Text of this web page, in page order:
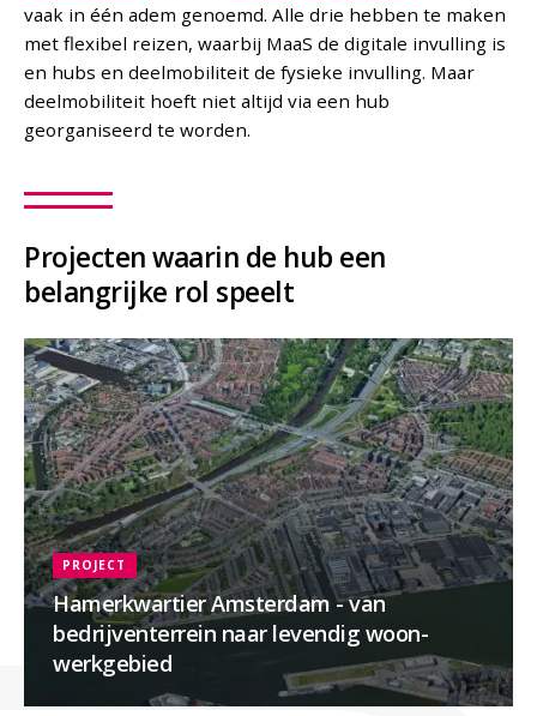
vaak in één adem genoemd. Alle drie hebben te maken
met flexibel reizen, waarbij MaaS de digitale invulling is
en hubs en deelmobiliteit de fysieke invulling. Maar
deelmobiliteit hoeft niet altijd via een hub
georganiseerd te worden.
Projecten waarin de hub een
belangrijke rol speelt
Hamerkwartier Amsterdam - van
bedrijventerrein naar levendig woon-
werkgebied
PROJECT